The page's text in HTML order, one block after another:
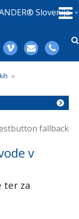
Slovenija
»
fallback
v
ter za